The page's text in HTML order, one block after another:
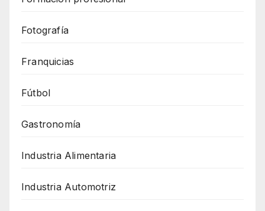
Fotografía
Franquicias
Fútbol
Gastronomía
Industria Alimentaria
Industria Automotriz